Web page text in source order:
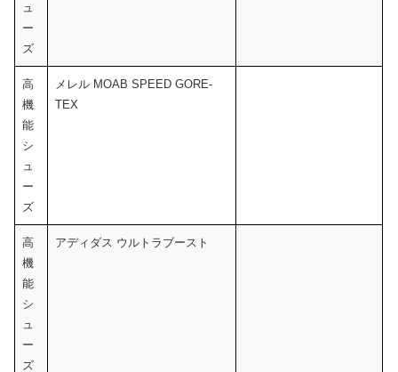
ュ
ー
ズ
高
機
能
シ
ュ
ー
ズ
メレル MOAB SPEED GORE-
TEX
高
機
能
シ
ュ
ー
ズ
アディダス ウルトラブースト